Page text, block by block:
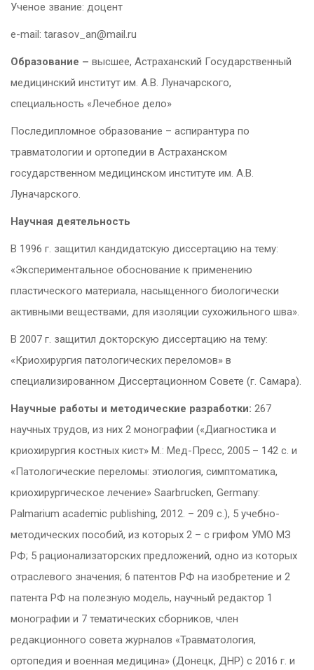
Ученое звание: доцент
e-mail: tarasov_an@mail.ru
Образование – высшее, Астраханский Государственный
медицинский институт им. А.В. Луначарского,
специальность «Лечебное дело»
Последипломное образование – аспирантура по
травматологии и ортопедии в Астраханском
государственном медицинском институте им. А.В.
Луначарского.
Научная деятельность
В 1996 г. защитил кандидатскую диссертацию на тему:
«Экспериментальное обоснование к применению
пластического материала, насыщенного биологически
активными веществами, для изоляции сухожильного шва».
В 2007 г. защитил докторскую диссертацию на тему:
«Криохирургия патологических переломов» в
специализированном Диссертационном Совете (г. Самара).
Научные работы и методические разработки: 267
научных трудов, из них 2 монографии («Диагностика и
криохирургия костных кист» М.: Мед-Пресс, 2005 – 142 с. и
«Патологические переломы: этиология, симптоматика,
криохирургическое лечение» Saarbrucken, Germany:
Palmarium academic publishing, 2012. – 209 с.), 5 учебно-
методических пособий, из которых 2 – с грифом УМО МЗ
РФ; 5 рационализаторских предложений, одно из которых
отраслевого значения; 6 патентов РФ на изобретение и 2
патента РФ на полезную модель, научный редактор 1
монографии и 7 тематических сборников, член
редакционного совета журналов «Травматология,
ортопедия и военная медицина» (Донецк, ДНР) с 2016 г. и